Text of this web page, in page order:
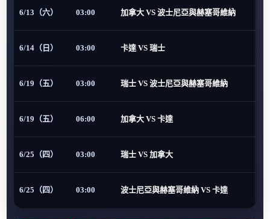
6/13（六） 03:00 加拿大 VS 波士尼亞與赫塞哥維納
6/14（日） 03:00 卡達 VS 瑞士
6/19（五） 03:00 瑞士 VS 波士尼亞與赫塞哥維納
6/19（五） 06:00 加拿大 VS 卡達
6/25（四） 03:00 瑞士 VS 加拿大
6/25（四） 03:00 波士尼亞與赫塞哥維納 VS 卡達